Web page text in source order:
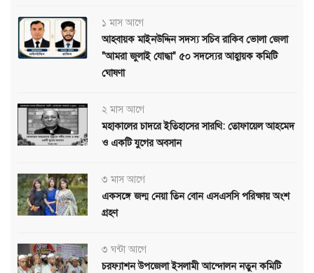
১ মাস আগে
আহবায়ক মাইনউদ্দিন সদস্য সচিব রাকিব ভোলা জেলা
"আমরা জুলাই যোদ্ধা" ৫০ সদস্যের আহ্বায়ক কমিটি
ঘোষণা
২ মাস আগে
মহাকালের চাদরে ইতিহাসের সারথি: তোফায়েল আহমেদ
ও একটি যুগের অবসান
৩ মাস আগে
একসঙ্গে জন্ম নেয়া তিন বোন এসএসসি পরিক্ষায় অংশ
গ্রহণ
৩ ঘন্টা আগে
চরফ্যাশন উপজেলা ইসলামী আন্দোলন নতুন কমিটি